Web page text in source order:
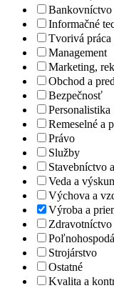
Informačné
Tvorivá práca
Management
Marketing,
Obchod a
Bezpečnosť
Personalistika
Remeselné a
Právo
Služby
Stavebníctvo
Veda a
Výchova a
Výroba a
Zdravotníctvo
Strojárstvo
Ostatné
Kvalita a